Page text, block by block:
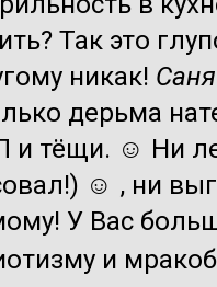
Так это
никак!
дерьма
и тёщи. ☺ Ни
☺ , ни
У Вас
и